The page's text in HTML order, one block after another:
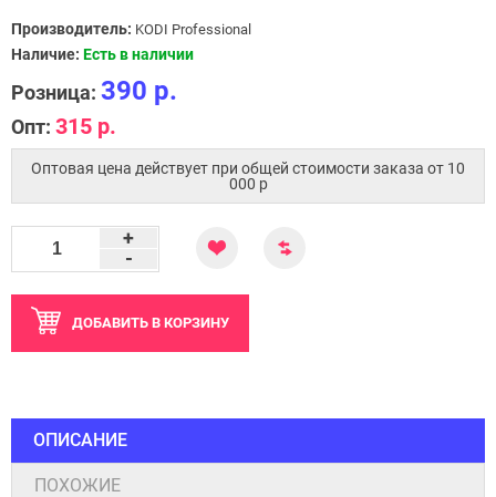
Производитель: KODI Professional
Наличие: Есть в наличии
Розница: 390 р.
Опт: 315 р.
Оптовая цена действует при общей стоимости заказа от 10
000 p
-
+
ДОБАВИТЬ В КОРЗИНУ
ОПИСАНИЕ
ПОХОЖИЕ